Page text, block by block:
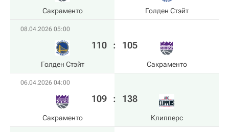
Сакраменто Голден Стэйт
08.04.2026 05:00
Голден Стэйт
110 : 105
Сакраменто
06.04.2026 04:00
Сакраменто
109 : 138
Клипперс